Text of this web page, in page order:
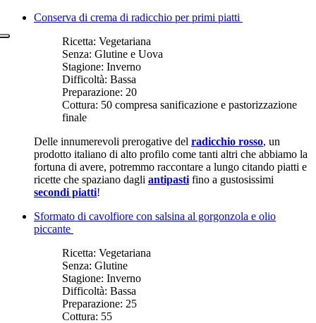
Conserva di crema di radicchio per primi piatti
Ricetta: Vegetariana
Senza: Glutine e Uova
Stagione: Inverno
Difficoltà: Bassa
Preparazione: 20
Cottura: 50 compresa sanificazione e pastorizzazione
finale
Delle innumerevoli prerogative del radicchio rosso, un
prodotto italiano di alto profilo come tanti altri che abbiamo la
fortuna di avere, potremmo raccontare a lungo citando piatti e
ricette che spaziano dagli antipasti fino a gustosissimi
secondi piatti!
Sformato di cavolfiore con salsina al gorgonzola e olio
piccante
Ricetta: Vegetariana
Senza: Glutine
Stagione: Inverno
Difficoltà: Bassa
Preparazione: 25
Cottura: 55